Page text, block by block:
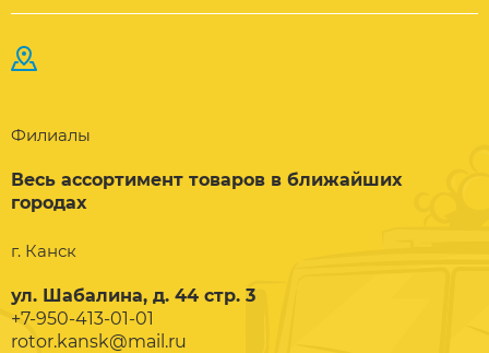
Филиалы
Весь ассортимент товаров в ближайших
городах
г. Канск
ул. Шабалина, д. 44 стр. 3
+7-950-413-01-01
rotor.kansk@mail.ru